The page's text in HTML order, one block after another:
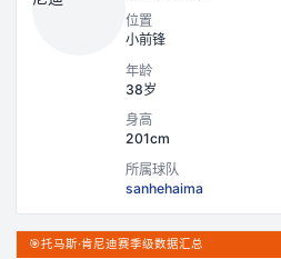
位置
小前锋
年龄
38岁
身高
201cm
所属球队
sanhehaima
🎯托马斯·肯尼迪赛季级数据汇总